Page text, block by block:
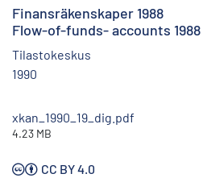
Finansräkenskaper 1988
Flow-of-funds- accounts 1988
Tilastokeskus
1990
xkan_1990_19_dig.pdf
4.23 MB
CC BY 4.0